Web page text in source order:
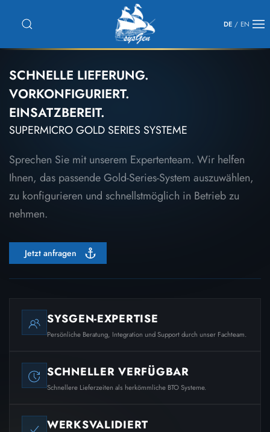
DE / EN
SCHNELLE LIEFERUNG.
VORKONFIGURIERT.
EINSATZBEREIT.
SUPERMICRO GOLD SERIES SYSTEME
Sprechen Sie mit unserem Expertenteam. Wir helfen
Ihnen, das passende Gold-Series-System auszuwählen,
zu konfigurieren und schnellstmöglich in Betrieb zu
nehmen.
Jetzt anfragen
SYSGEN-EXPERTISE
Persönliche Beratung, Integration und Support durch unser Fachteam.
SCHNELLER VERFÜGBAR
Schnellere Lieferzeiten als herkömmliche BTO Systeme.
WERKSVALIDIERT